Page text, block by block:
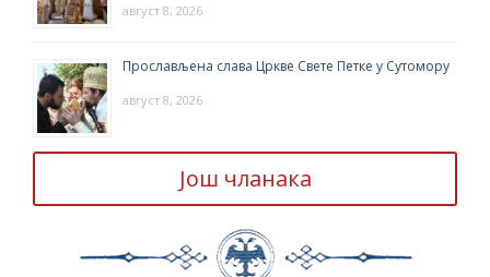
август 8, 2026
Прослављена слава Цркве Свете Петке у Сутомору
август 8, 2026
Још чланака